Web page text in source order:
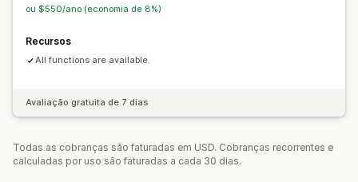
Elementos visuais e relatórios
ou $550/ano (economia de 8%)
Recursos
All functions are available.
Avaliação gratuita de 7 dias
Todas as cobranças são faturadas em USD. Cobranças recorrentes e
calculadas por uso são faturadas a cada 30 dias.